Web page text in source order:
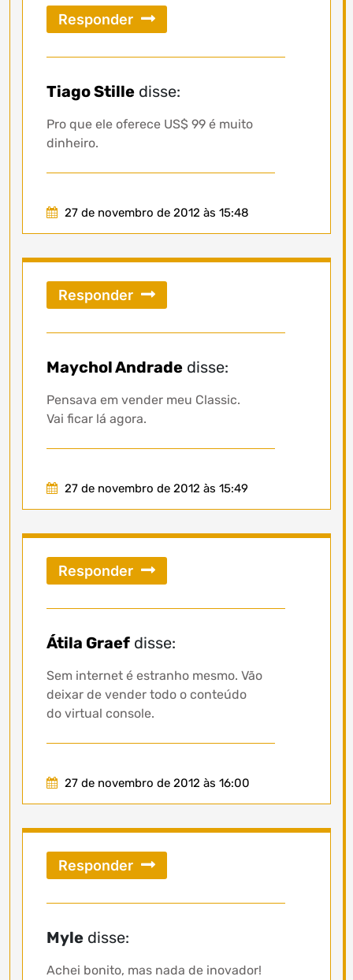
Tiago Stille disse:
27 de novembro de 2012 às 15:48
Pro que ele oferece US$ 99 é muito
dinheiro.
Responder
Maychol Andrade disse:
27 de novembro de 2012 às 15:49
Pensava em vender meu Classic.
Vai ficar lá agora.
Responder
Átila Graef disse:
27 de novembro de 2012 às 16:00
Sem internet é estranho mesmo. Vão
deixar de vender todo o conteúdo
do virtual console.
Responder
Myle disse:
Achei bonito, mas nada de inovador!
Responder